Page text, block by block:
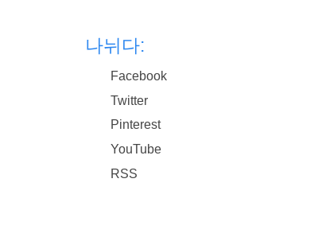
나뉘다:
Facebook
Twitter
Pinterest
YouTube
RSS